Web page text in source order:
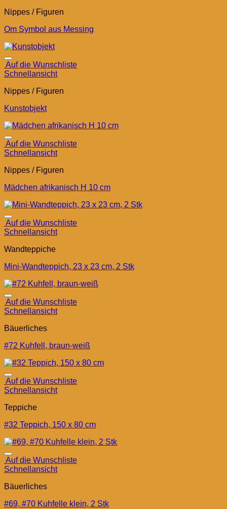
Nippes / Figuren
Om Symbol aus Messing
Auf die Wunschliste
Schnellansicht
Nippes / Figuren
Kunstobjekt
Auf die Wunschliste
Schnellansicht
Nippes / Figuren
Mädchen afrikanisch H 10 cm
Auf die Wunschliste
Schnellansicht
Wandteppiche
Mini-Wandteppich, 23 x 23 cm, 2 Stk
Auf die Wunschliste
Schnellansicht
Bäuerliches
#72 Kuhfell, braun-weiß
Auf die Wunschliste
Schnellansicht
Teppiche
#32 Teppich, 150 x 80 cm
Auf die Wunschliste
Schnellansicht
Bäuerliches
#69, #70 Kuhfelle klein, 2 Stk